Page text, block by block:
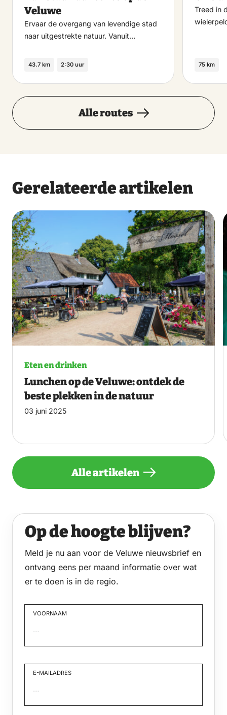
Veluwe
Ervaar de overgang van levendige stad
naar uitgestrekte natuur. Vanuit…
43.7 km 2:30 uur
Treed in
75 km
Alle routes
Gerelateerde artikelen
Eten en drinken
Lunchen op de Veluwe: ontdek de
beste plekken in de natuur
03 juni 2025
Alle artikelen
Op de hoogte blijven?
Meld je nu aan voor de Veluwe nieuwsbrief en
ontvang eens per maand informatie over wat
er te doen is in de regio.
VOORNAAM
E-MAILADRES